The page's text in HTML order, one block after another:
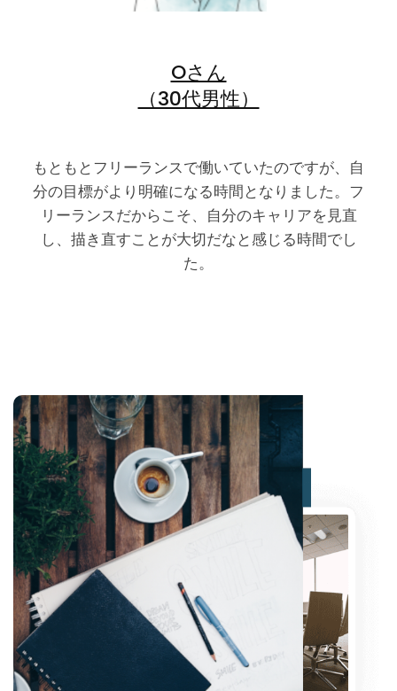
Oさん
（30代男性）
もともとフリーランスで働いていたのですが、自
分の目標がより明確になる時間となりました。フ
リーランスだからこそ、自分のキャリアを見直
し、描き直すことが大切だなと感じる時間でし
た。